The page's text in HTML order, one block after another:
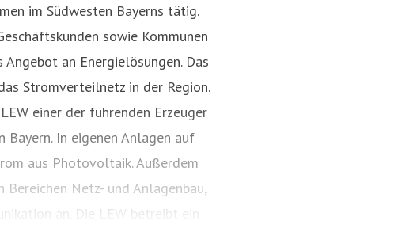
im Südwesten Bayerns tätig.
sowie Kommunen
an Energielösungen. Das
Stromverteilnetz in der Region.
einer der führenden Erzeuger
In eigenen Anlagen auf
aus Photovoltaik. Außerdem
Netz- und Anlagenbau,
an. Die LEW betreibt ein